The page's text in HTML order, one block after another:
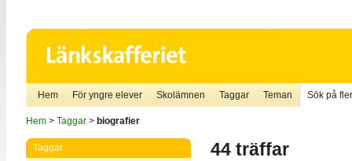
Hem För yngre elever Skolämnen Taggar Teman Sök på
Hem> Taggar> biografier
Taggar 44 träffar